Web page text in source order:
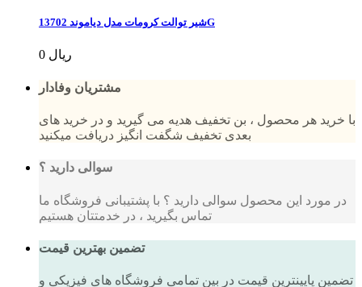
شیر توالت کرومات مدل دیاموند 13702G
0 ریال
مشتریان وفادار
با خرید هر محصول ، بن تخفیف هدیه می گیرید و در خرید های
بعدی تخفیف شگفت انگیز دریافت میکنید
سوالی دارید ؟
در مورد این محصول سوالی دارید ؟ با پشتیبانی فروشگاه ما
تماس بگیرید ، در خدمتتان هستیم
تضمین بهترین قیمت
تضمین پایینترین قیمت در بین تمامی فروشگاه های فیزیکی و